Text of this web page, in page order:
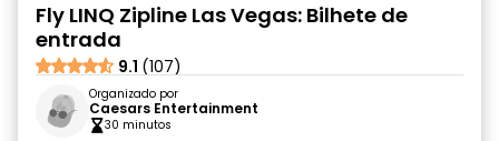
Fly LINQ Zipline Las Vegas: Bilhete de
entrada
9.1 (107)
Organizado por
Caesars Entertainment
30 minutos